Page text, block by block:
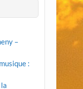
–
:
la